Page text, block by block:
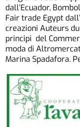
dall’Ecuador,
Fair trade Egypt
creazioni Auteurs
principi del
moda di
Marina Spadafora.